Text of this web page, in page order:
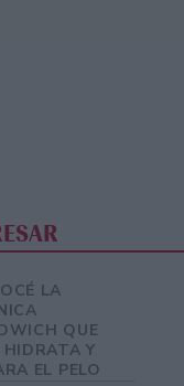
LA
QUE
HIDRATA Y
EL PELO